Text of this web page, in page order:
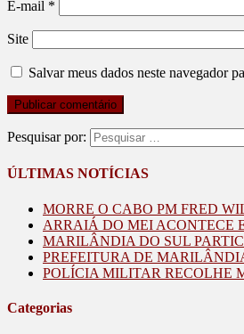
E-mail *
Site
Salvar meus dados neste navegador
Pesquisar por:
ÚLTIMAS NOTÍCIAS
MORRE O CABO PM FRED
ARRAIÁ DO MEI ACONTECE
MARILÂNDIA DO SUL
PREFEITURA DE
POLÍCIA MILITAR RECOLHE
Categorias